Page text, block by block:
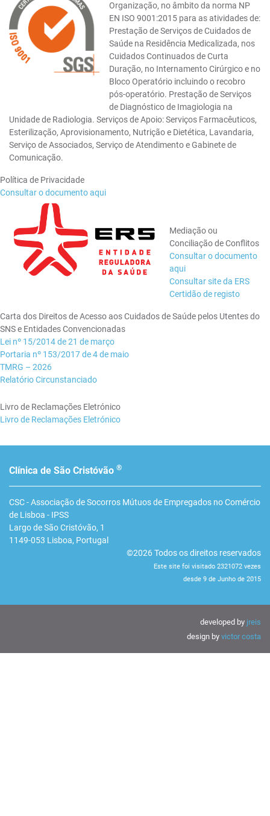
Organização, no âmbito da norma NP
EN ISO 9001:2015 para as atividades de:
Prestação de Serviços de Cuidados de
Saúde na Residência Medicalizada, nos
Cuidados Continuados de Curta
Duração, no Internamento Cirúrgico e no
Bloco Operatório incluindo o recobro
pós-operatório. Prestação de Serviços
de Diagnóstico de Imagiologia na
Unidade de Radiologia. Serviços de Apoio: Serviços Farmacêuticos,
Esterilização, Aprovisionamento, Nutrição e Dietética, Lavandaria,
Serviço de Associados, Serviço de Atendimento e Gabinete de
Comunicação.
Política de Privacidade
Consultar o documento aqui
Mediação ou
Conciliação de Conflitos
Consultar o documento
aqui
Consultar site da ERS
Certidão de registo
Carta dos Direitos de Acesso aos Cuidados de Saúde pelos Utentes do
SNS e Entidades Convencionadas
Lei nº 15/2014 de 21 de março
Portaria nº 153/2017 de 4 de maio
TMRG – 2026
Relatório Circunstanciado
Livro de Reclamações Eletrónico
Livro de Reclamações Eletrónico
Clínica de São Cristóvão ®
CSC - Associação de Socorros Mútuos de Empregados no Comércio
de Lisboa - IPSS
Largo de São Cristóvão, 1
1149-053 Lisboa, Portugal
©2026 Todos os direitos reservados
Este site foi visitado 2321072 vezes
desde 9 de Junho de 2015
developed by jreis
design by victor costa